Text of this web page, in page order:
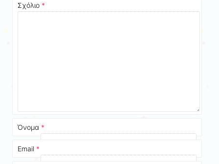
Σχόλιο *
Όνομα *
Email *